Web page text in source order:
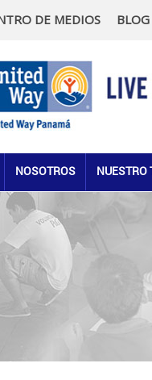
DE MEDIOS BLOG
NOSOTROS NUESTRO